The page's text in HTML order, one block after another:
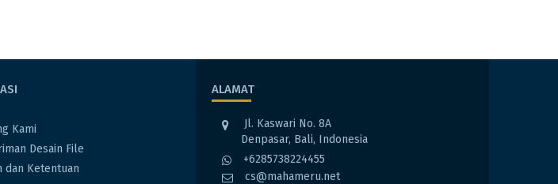
Kami
Desain File
dan Ketentuan
ALAMAT
Jl. Kaswari No. 8A
Denpasar, Bali, Indonesia
+6285738224455
cs@mahameru.net